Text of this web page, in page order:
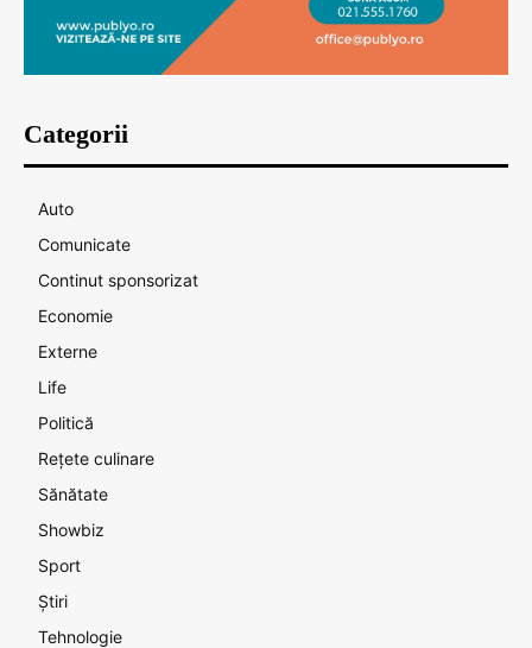
Categorii
Auto
Comunicate
Continut sponsorizat
Economie
Externe
Life
Politică
Rețete culinare
Sănătate
Showbiz
Sport
Știri
Tehnologie